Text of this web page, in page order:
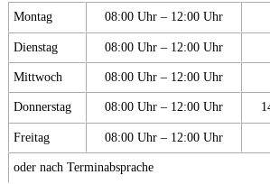
Montag 08:00 Uhr – 12:00 Uhr
Dienstag 08:00 Uhr – 12:00 Uhr
Mittwoch 08:00 Uhr – 12:00 Uhr
Donnerstag 08:00 Uhr – 12:00 Uhr
Freitag 08:00 Uhr – 12:00 Uhr
oder nach Terminabsprache